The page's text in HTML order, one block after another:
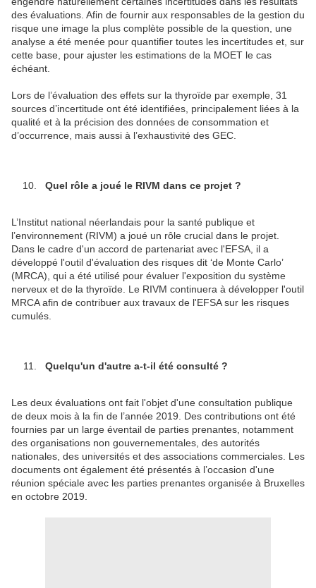
des évaluations. Afin de fournir aux responsables de la gestion du
risque une image la plus complète possible de la question, une
analyse a été menée pour quantifier toutes les incertitudes et, sur
cette base, pour ajuster les estimations de la MOET le cas
échéant.
Lors de l’évaluation des effets sur la thyroïde par exemple, 31
sources d’incertitude ont été identifiées, principalement liées à la
qualité et à la précision des données de consommation et
d’occurrence, mais aussi à l’exhaustivité des GEC.
Quel rôle a joué le RIVM dans ce projet ?
L’Institut national néerlandais pour la santé publique et
l’environnement (RIVM) a joué un rôle crucial dans le projet.
Dans le cadre d'un accord de partenariat avec l'EFSA, il a
développé l'outil d'évaluation des risques dit ‘de Monte Carlo’
(MRCA), qui a été utilisé pour évaluer l'exposition du système
nerveux et de la thyroïde. Le RIVM continuera à développer l'outil
MRCA afin de contribuer aux travaux de l'EFSA sur les risques
cumulés.
Quelqu'un d'autre a-t-il été consulté ?
Les deux évaluations ont fait l'objet d'une consultation publique
de deux mois à la fin de l’année 2019. Des contributions ont été
fournies par un large éventail de parties prenantes, notamment
des organisations non gouvernementales, des autorités
nationales, des universités et des associations commerciales. Les
documents ont également été présentés à l’occasion d'une
réunion spéciale avec les parties prenantes organisée à Bruxelles
en octobre 2019.